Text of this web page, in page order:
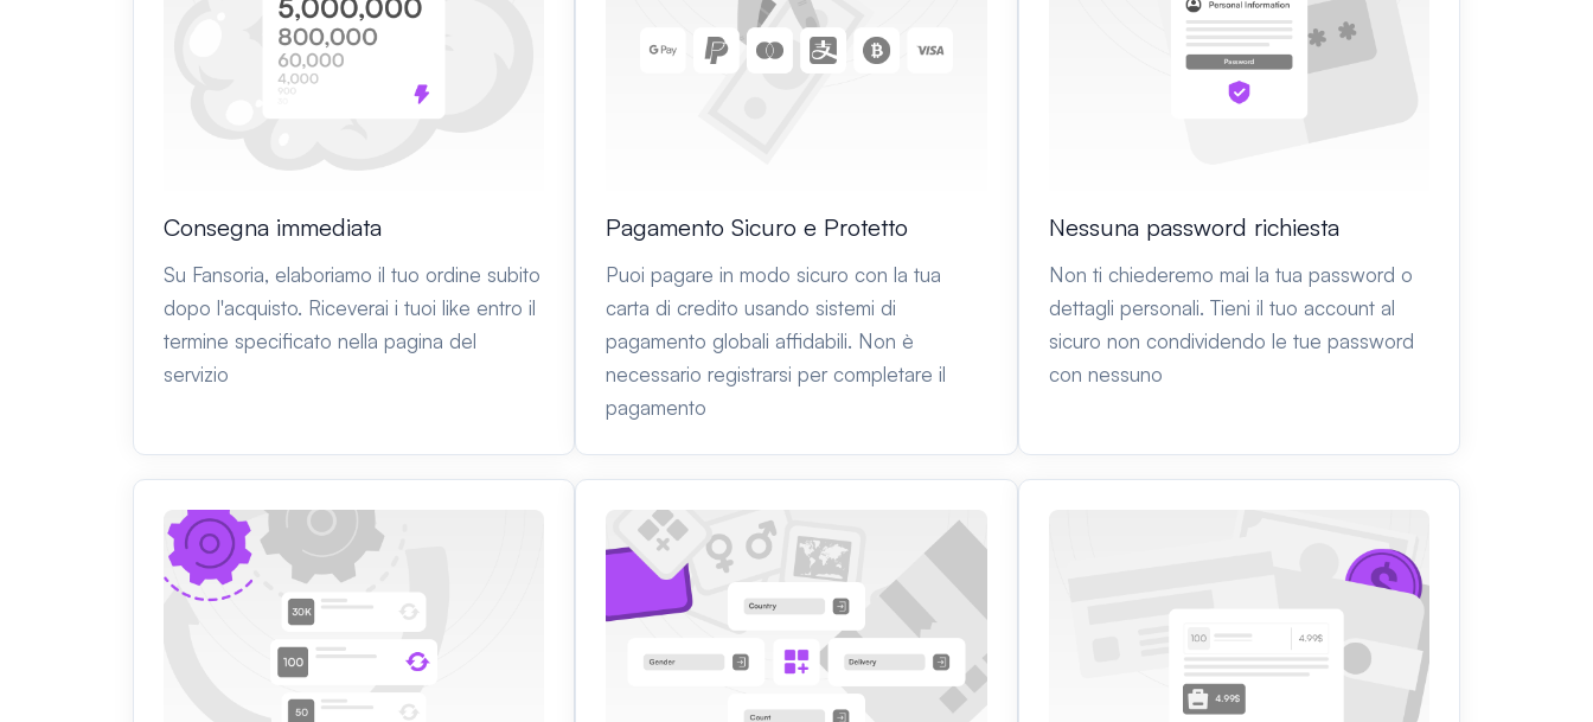
Consegna immediata
Su Fansoria, elaboriamo il tuo ordine subito
dopo l'acquisto. Riceverai i tuoi like entro il
termine specificato nella pagina del
servizio
Pagamento Sicuro e Protetto
Puoi pagare in modo sicuro con la tua
carta di credito usando sistemi di
pagamento globali affidabili. Non è
necessario registrarsi per completare il
pagamento
Nessuna password richiesta
Non ti chiederemo mai la tua password o
dettagli personali. Tieni il tuo account al
sicuro non condividendo le tue password
con nessuno